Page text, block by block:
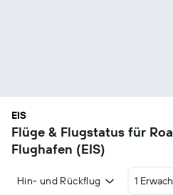
EIS
Flüge & Flugstatus für
Flughafen (EIS)
Hin- und Rückflug 1